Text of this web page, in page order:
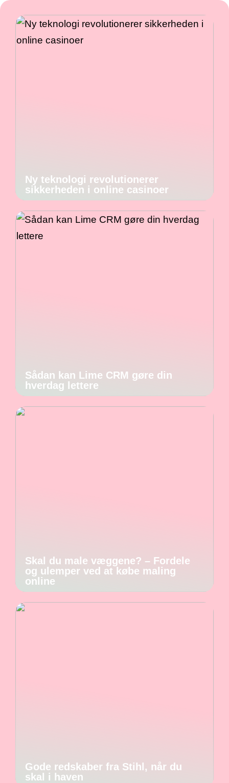
Ny teknologi revolutionerer
sikkerheden i online casinoer
Sådan kan Lime CRM gøre din
hverdag lettere
Skal du male væggene? – Fordele
og ulemper ved at købe maling
online
Gode redskaber fra Stihl, når du
skal i haven